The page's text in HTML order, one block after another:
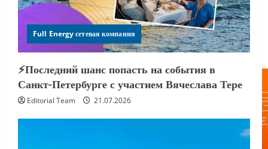
Full Energy сетевая компания
⚡️Последний шанс попасть на события в
Санкт-Петербурге с участием Вячеслава Тере
Editorial Team 21.07.2026